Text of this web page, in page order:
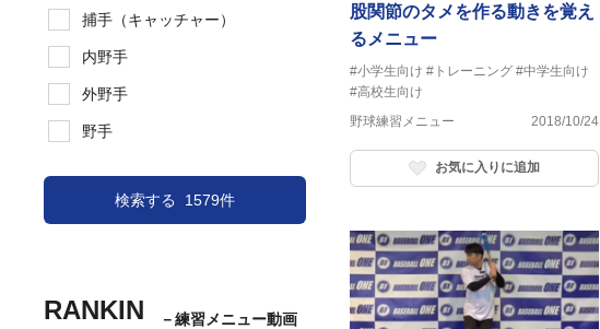
捕手（キャッチャー）
内野手
外野手
野手
検索する 1579件
RANKIN
－練習メニュー動画
股関節のタメを作る動きを覚え
るメニュー
#小学生向け #トレーニング #中学生向け
#高校生向け
野球練習メニュー
2018/10/24
お気に入りに追加